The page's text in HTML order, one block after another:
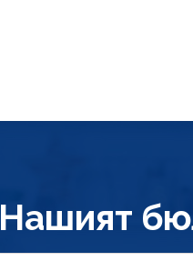
Нашият